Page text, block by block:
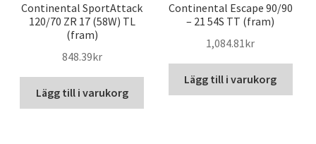
Continental SportAttack
120/70 ZR 17 (58W) TL
(fram)
848.39kr
Lägg till i varukorg
Continental Escape 90/90
– 21 54S TT (fram)
1,084.81kr
Lägg till i varukorg